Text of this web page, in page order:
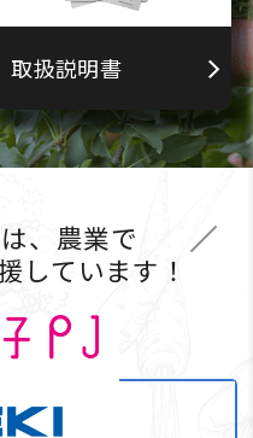
取扱説明書
、農業で
しています！